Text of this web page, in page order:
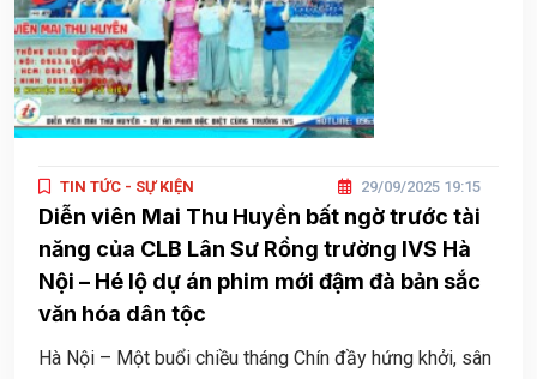
TIN TỨC - SỰ KIỆN 29/09/2025 19:15
Diễn viên Mai Thu Huyền bất ngờ trước tài
năng của CLB Lân Sư Rồng trường IVS Hà
Nội – Hé lộ dự án phim mới đậm đà bản sắc
văn hóa dân tộc
Hà Nội – Một buổi chiều tháng Chín đầy hứng khởi, sân